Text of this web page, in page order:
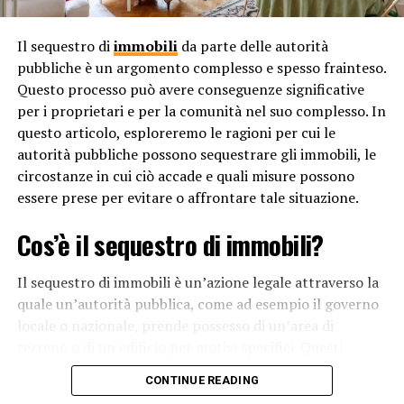
5. Dopo la Seconda Guerra Mondiale: La devastazione
causata dalla Seconda Guerra Mondiale ha portato alla
creazione delle Nazioni Unite e alla Dichiarazione
Universale dei Diritti Umani nel 1948. Questa
dichiarazione ha stabilito principi fondamentali per i
diritti umani a livello globale.
6. Evoluzione continua: L’evoluzione dei diritti umani
continua oggi con sfide come l’uguaglianza di genere, i
diritti LGBTQ+, i diritti dei migranti e l’ambiente. Le
organizzazioni internazionali, come l’ONU, e gli attivisti
di tutto il mondo lavorano per promuovere e
proteggere questi diritti.
costante per una maggiore giustizia, uguaglianza e
dignità per tutti gli individui. Questi diritti sono il
Il sequestro diimmobilida parte delle autorità
pubbliche è un argomento complesso e spesso frainteso.
Questo processo può avere conseguenze significative
per i proprietari e per la comunità nel suo complesso. In
questo articolo, esploreremo le ragioni per cui le
autorità pubbliche possono sequestrare gli immobili, le
circostanze in cui ciò accade e quali misure possono
essere prese per evitare o affrontare tale situazione.
Cos’è il sequestro di immobili?
Il sequestro di immobili è un’azione legale attraverso la
quale un’autorità pubblica, come ad esempio il governo
motivi possono variare dalle questioni di sicurezza
pubblica alla necessità di sviluppo urbano o
CONTINUE READING